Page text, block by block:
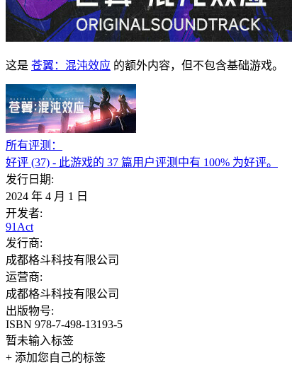
这是 苍翼：混沌效应 的额外内容，但不包含基础游戏。
所有评测：
好评 (37) - 此游戏的 37 篇用户评测中有 100% 为好评。
发行日期:
2024 年 4 月 1 日
开发者:
91Act
发行商:
成都格斗科技有限公司
运营商:
成都格斗科技有限公司
出版物号:
ISBN 978-7-498-13193-5
暂未输入标签
+ 添加您自己的标签